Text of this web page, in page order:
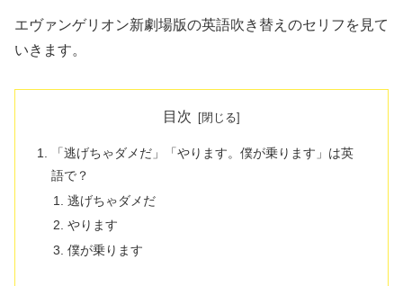
エヴァンゲリオン新劇場版の英語吹き替えのセリフを見て
いきます。
目次
「逃げちゃダメだ」「やります。僕が乗ります」は英
語で？
逃げちゃダメだ
やります
僕が乗ります